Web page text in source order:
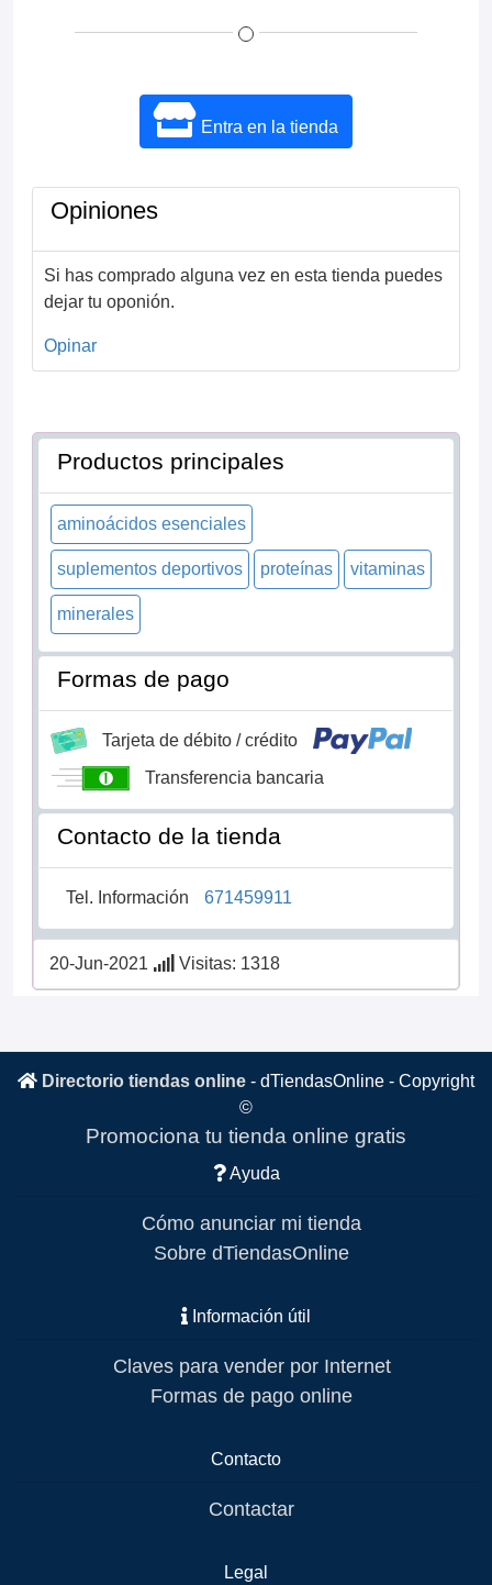
Entra en la tienda
Opiniones
Si has comprado alguna vez en esta tienda puedes
dejar tu oponión.
Opinar
Productos principales
aminoácidos esenciales
suplementos deportivos proteínas vitaminas
minerales
Formas de pago
Tarjeta de débito / crédito
Transferencia bancaria
Contacto de la tienda
Tel. Información 671459911
20-Jun-2021 Visitas: 1318
Directorio tiendas online - dTiendasOnline - Copyright
©
Promociona tu tienda online gratis
Ayuda
Cómo anunciar mi tienda
Sobre dTiendasOnline
Información útil
Claves para vender por Internet
Formas de pago online
Contacto
Contactar
Legal